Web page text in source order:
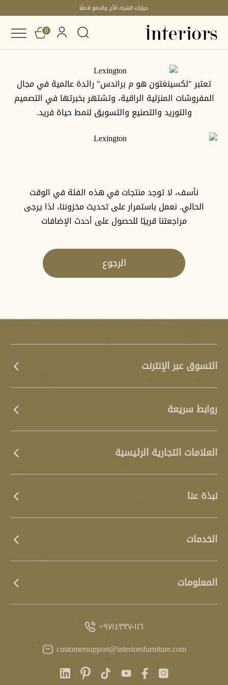
خيارات الشراء الآن والدفع لاحقًا
0
تعتبر "لكسينغتون هو م براندس" رائدة عالمية في مجال
المفروشات المنزلية الراقية، وتشتهر بخبرتها في التصميم
والتوريد والتصنيع والتسويق لنمط حياة فريد.
نأسف، لا توجد منتجات في هذه الفئة في الوقت
الحالي. نعمل باستمرار على تحديث مخزوننا، لذا يرجى
مراجعتنا قريبًا للحصول على أحدث الإضافات
الرجوع
التسوق عبر الإنترنت
روابط سريعة
العلامات التجارية الرئيسية
نبذة عنا
الخدمات
المعلومات
٩٧١٤٣٣٧٠١١٦+
customersupport@interiorsfurniture.com